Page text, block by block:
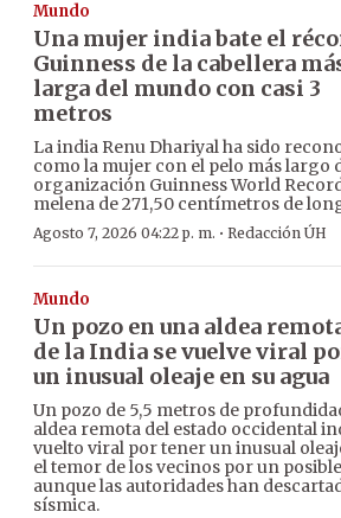
Mundo
Una mujer india bate el
Guinness de la cabellera
larga del mundo con casi 3
metros
La india Renu Dhariyal ha sido
como la mujer con el pelo más largo
organización Guinness World
melena de 271,50 centímetros de
Agosto 7, 2026 04:22 p. m. · Redacción ÚH
Mundo
Un pozo en una aldea
de la India se vuelve viral
un inusual oleaje en su agua
Un pozo de 5,5 metros de
aldea remota del estado occidental
vuelto viral por tener un inusual
el temor de los vecinos por un
aunque las autoridades han
sísmica.